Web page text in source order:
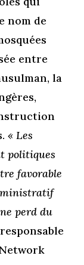
nom de
entre
la
« Les
politiques
favorable
perd du